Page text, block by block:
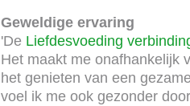
Geweldige ervaring
'De Liefdesvoeding
Het maakt me onafhankelijk
het genieten van een
voel ik me ook gezonder